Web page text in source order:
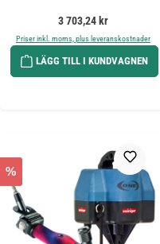
Ordinarie pris:
3 703,24 kr
Priser inkl. moms, plus leveranskostnader
LÄGG TILL I KUNDVAGNEN
%